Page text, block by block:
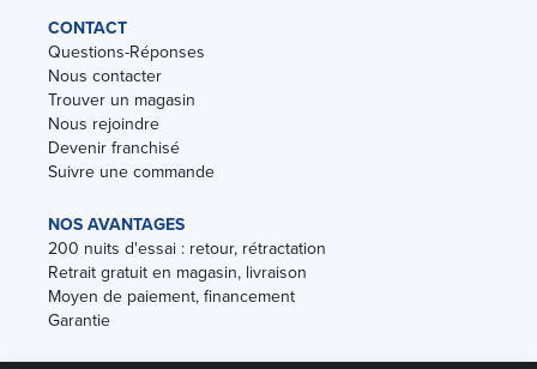
CONTACT
Questions-Réponses
Nous contacter
Trouver un magasin
Nous rejoindre
Devenir franchisé
Suivre une commande
NOS AVANTAGES
200 nuits d'essai : retour, rétractation
Retrait gratuit en magasin, livraison
Moyen de paiement, financement
Garantie